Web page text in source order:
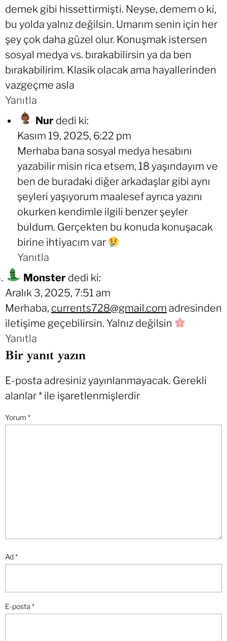
demek gibi hissettirmişti. Neyse, demem o ki,
bu yolda yalnız değilsin. Umarım senin için her
şey çok daha güzel olur. Konuşmak istersen
sosyal medya vs. bırakabilirsin ya da ben
bırakabilirim. Klasik olacak ama hayallerinden
vazgeçme asla
Yanıtla
Nur dedi ki:
Kasım 19, 2025, 6:22 pm
Merhaba bana sosyal medya hesabını
yazabilir misin rica etsem, 18 yaşındayım ve
ben de buradaki diğer arkadaşlar gibi aynı
şeyleri yaşıyorum maalesef ayrıca yazını
okurken kendimle ilgili benzer şeyler
buldum. Gerçekten bu konuda konuşacak
birine ihtiyacım var
Yanıtla
Monster dedi ki:
Aralık 3, 2025, 7:51 am
Merhaba, currents728@gmail.com adresinden
iletişime geçebilirsin. Yalnız değilsin
Yanıtla
Bir yanıt yazın
E-posta adresiniz yayınlanmayacak. Gerekli
alanlar* ile işaretlenmişlerdir
Yorum *
Ad*
E-posta *